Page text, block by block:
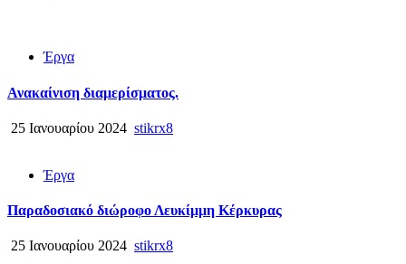
Έργα
Ανακαίνιση διαμερίσματος.
25 Ιανουαρίου 2024 stikrx8
Έργα
Παραδοσιακό διώροφο Λευκίμμη Κέρκυρας
25 Ιανουαρίου 2024 stikrx8